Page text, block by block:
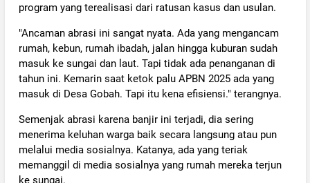
program yang terealisasi dari ratusan kasus dan usulan.
"Ancaman abrasi ini sangat nyata. Ada yang mengancam
rumah, kebun, rumah ibadah, jalan hingga kuburan sudah
masuk ke sungai dan laut. Tapi tidak ada penanganan di
tahun ini. Kemarin saat ketok palu APBN 2025 ada yang
masuk di Desa Gobah. Tapi itu kena efisiensi." terangnya.
Semenjak abrasi karena banjir ini terjadi, dia sering
menerima keluhan warga baik secara langsung atau pun
melalui media sosialnya. Katanya, ada yang teriak
memanggil di media sosialnya yang rumah mereka terjun